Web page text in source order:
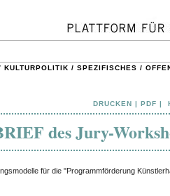
KULTURPOLITIK / SPEZIFISCHES /
DRUCKEN | PDF |
des Jury-
für die "Programmförderung